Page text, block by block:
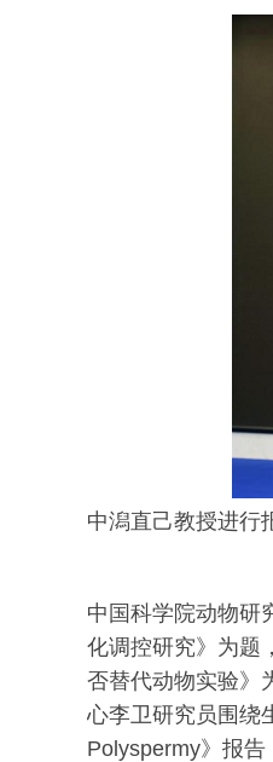
中潟直己教授进行
中国科学院动物研
化调控研究》为题
否替代动物实验》
心李卫研究员围绕
Polyspermy》报